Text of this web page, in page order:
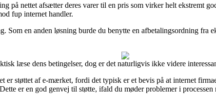
på nettet afsætter deres varer til en pris som virker helt ekstremt
fup internet handler.
Som en anden løsning burde du benytte en afbetalingsordning fra
læse dens betingelser, dog er det naturligvis ikke videre
er støttet af e-mærket, fordi det typisk er et bevis på at internet
er en god genvej til støtte, ifald du møder problemer i processen